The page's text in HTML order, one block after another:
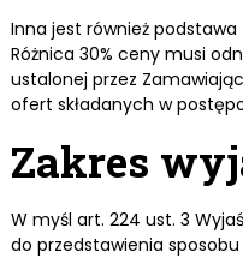
Inna jest również
Różnica 30% ceny musi
ustalonej przez
ofert składanych w
Zakres
W myśl art. 224 ust. 3
do przedstawienia